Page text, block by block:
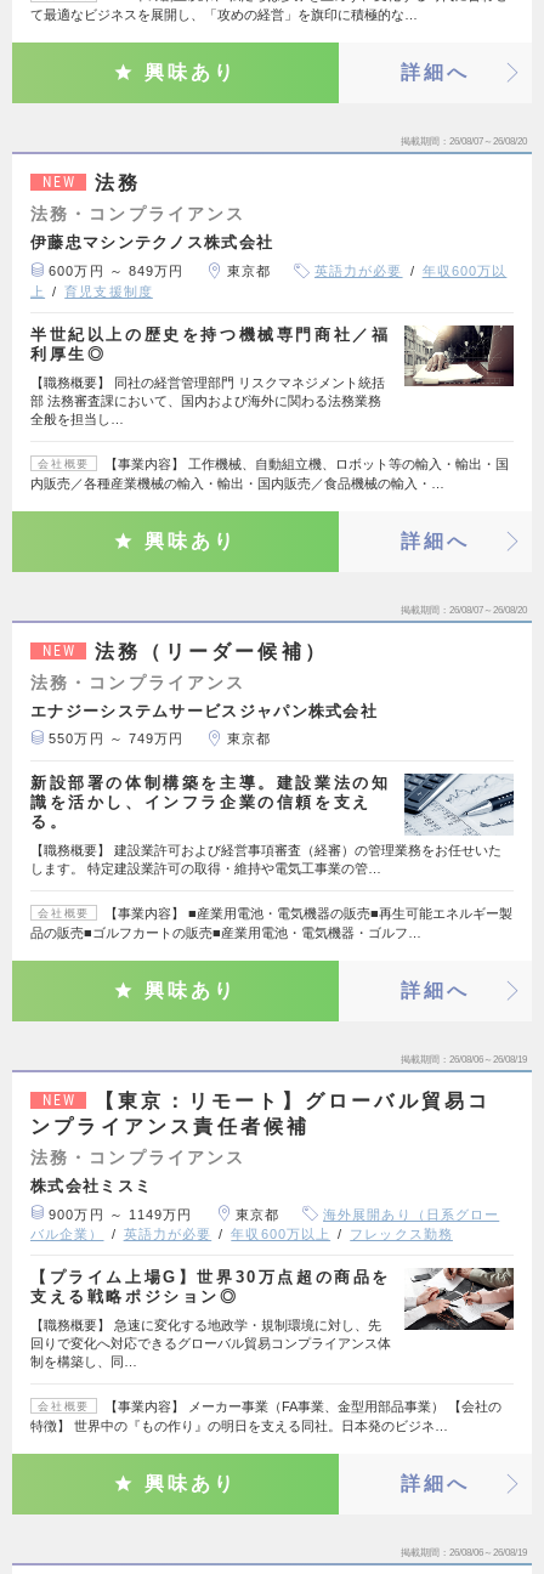
て最適なビジネスを展開し、「攻めの経営」を旗印に積極的な…
興味あり 詳細へ
掲載期間 26/08/07～26/08/20
NEW 法務
法務・コンプライアンス
伊藤忠マシンテクノス株式会社
600万円 ～ 849万円 東京都 英語力が必要
年収600万以
上
育児支援制度
半世紀以上の歴史を持つ機械専門商社／福
利厚生◎
【職務概要】 同社の経営管理部門 リスクマネジメント統括
部 法務審査課において、国内および海外に関わる法務業務
全般を担当し…
会社概要
【事業内容】 工作機械、自動組立機、ロボット等の輸入・輸出・国
内販売／各種産業機械の輸入・輸出・国内販売／食品機械の輸入・…
興味あり 詳細へ
掲載期間 26/08/07～26/08/20
NEW 法務（リーダー候補）
法務・コンプライアンス
エナジーシステムサービスジャパン株式会社
550万円 ～ 749万円 東京都
新設部署の体制構築を主導。建設業法の知
識を活かし、インフラ企業の信頼を支え
る。
【職務概要】 建設業許可および経営事項審査（経審）の管理業務をお任せいた
します。 特定建設業許可の取得・維持や電気工事業の管…
会社概要
【事業内容】 ■産業用電池・電気機器の販売■再生可能エネルギー製
品の販売■ゴルフカートの販売■産業用電池・電気機器・ゴルフ…
興味あり 詳細へ
掲載期間 26/08/06～26/08/19
NEW
【東京：リモート】グローバル貿易コ
ンプライアンス責任者候補
法務・コンプライアンス
株式会社ミスミ
900万円 ～ 1149万円 東京都
海外展開あり（日系グロー
バル企業）
英語力が必要 年収600万以上 フレックス勤務
【プライム上場G】世界30万点超の商品を
支える戦略ポジション◎
【職務概要】 急速に変化する地政学・規制環境に対し、先
回りで変化へ対応できるグローバル貿易コンプライアンス体
制を構築し、同…
会社概要
【事業内容】 メーカー事業（FA事業、金型用部品事業） 【会社の
特徴】 世界中の『もの作り』の明日を支える同社。日本発のビジネ…
興味あり 詳細へ
掲載期間 26/08/06～26/08/19